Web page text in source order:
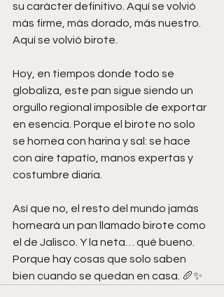
su carácter definitivo. Aquí se volvió
más firme, más dorado, más nuestro.
Aquí se volvió birote.
Hoy, en tiempos donde todo se
globaliza, este pan sigue siendo un
orgullo regional imposible de exportar
en esencia. Porque el birote no solo
se hornea con harina y sal: se hace
con aire tapatío, manos expertas y
costumbre diaria.
Así que no, el resto del mundo jamás
horneará un pan llamado birote como
el de Jalisco. Y la neta… qué bueno.
Porque hay cosas que solo saben
bien cuando se quedan en casa. 🥖✨